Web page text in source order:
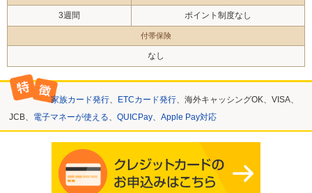
3週間 ポイント制度なし
付帯保険
なし
家族カード発行、 ETCカード発行、海外キャッシングOK、VISA、
JCB、 電子マネーが使える、 QUICPay、 Apple Pay対応